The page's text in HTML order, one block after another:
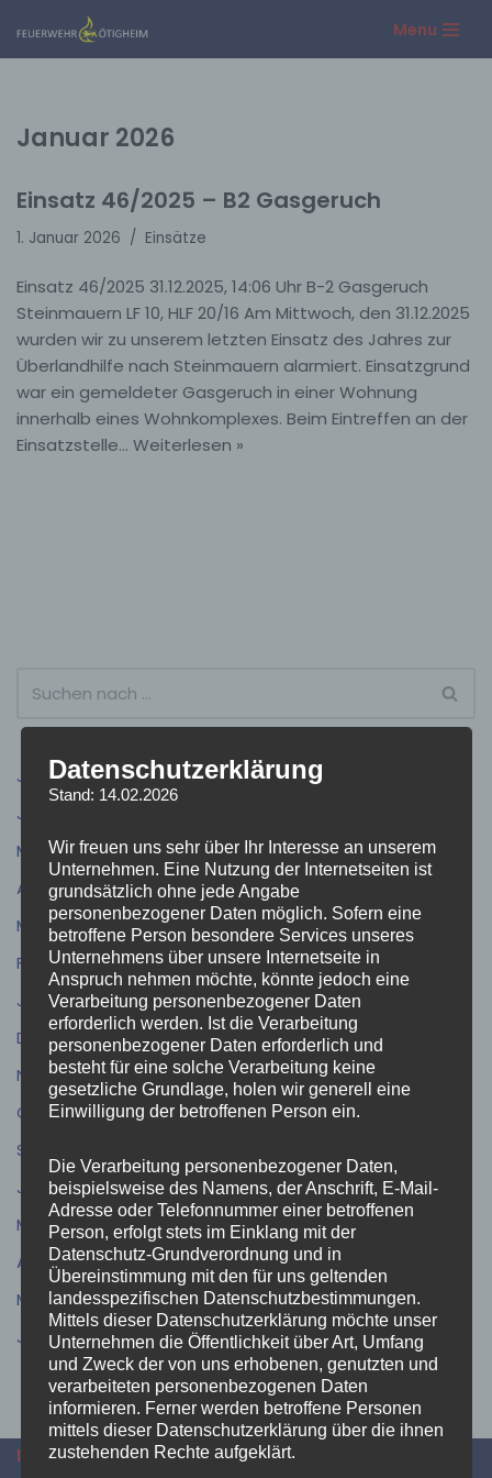
Zum
Menu
Januar 2026
Einsatz 46/2025 – B2 Gasgeruch
1. Januar 2026 Einsätze
Einsatz 46/2025 31.12.2025, 14:06 Uhr B-2 Gasgeruch
Steinmauern LF 10, HLF 20/16 Am Mittwoch, den 31.12.2025
wurden wir zu unserem letzten Einsatz des Jahres zur
Überlandhilfe nach Steinmauern alarmiert. Einsatzgrund
war ein gemeldeter Gasgeruch in einer Wohnung
innerhalb eines Wohnkomplexes. Beim Eintreffen an der
Einsatzstelle… Weiterlesen »
Juli 2026(9)
Juni 2026
Mai 2026(4)
April 2026(5)
März 2026(3)
Februar 2026(4)
Januar 2026(1)
Dezember 2025(5)
November 2025(11)
Oktober 2025(6)
September 2025
Juli 2025(6)
Mai 2025(7)
April 2025(8)
März 2025(7)
Januar 2025(2)
INFORMATIONEN
Datenschutzerklärung
Stand: 14.02.2026
Wir freuen uns sehr über Ihr Interesse an unserem
Unternehmen. Eine Nutzung der Internetseiten ist
grundsätzlich ohne jede Angabe
personenbezogener Daten möglich. Sofern eine
betroffene Person besondere Services unseres
Unternehmens über unsere Internetseite in
Anspruch nehmen möchte, könnte jedoch eine
Verarbeitung personenbezogener Daten
erforderlich werden. Ist die Verarbeitung
personenbezogener Daten erforderlich und
besteht für eine solche Verarbeitung keine
gesetzliche Grundlage, holen wir generell eine
Einwilligung der betroffenen Person ein.
Die Verarbeitung personenbezogener Daten,
beispielsweise des Namens, der Anschrift, E-Mail-
Adresse oder Telefonnummer einer betroffenen
Person, erfolgt stets im Einklang mit der
Datenschutz-Grundverordnung und in
Übereinstimmung mit den für uns geltenden
landesspezifischen Datenschutzbestimmungen.
Mittels dieser Datenschutzerklärung möchte unser
Unternehmen die Öffentlichkeit über Art, Umfang
und Zweck der von uns erhobenen, genutzten und
verarbeiteten personenbezogenen Daten
informieren. Ferner werden betroffene Personen
mittels dieser Datenschutzerklärung über die ihnen
zustehenden Rechte aufgeklärt.